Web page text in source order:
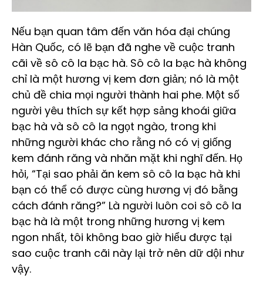
Nếu bạn quan tâm đến văn hóa đại chúng
Hàn Quốc, có lẽ bạn đã nghe về cuộc tranh
cãi về sô cô la bạc hà. Sô cô la bạc hà không
chỉ là một hương vị kem đơn giản; nó là một
chủ đề chia mọi người thành hai phe. Một số
người yêu thích sự kết hợp sảng khoái giữa
bạc hà và sô cô la ngọt ngào, trong khi
những người khác cho rằng nó có vị giống
kem đánh răng và nhăn mặt khi nghĩ đến. Họ
hỏi, “Tại sao phải ăn kem sô cô la bạc hà khi
bạn có thể có được cùng hương vị đó bằng
cách đánh răng?” Là người luôn coi sô cô la
bạc hà là một trong những hương vị kem
ngon nhất, tôi không bao giờ hiểu được tại
sao cuộc tranh cãi này lại trở nên dữ dội như
vậy.